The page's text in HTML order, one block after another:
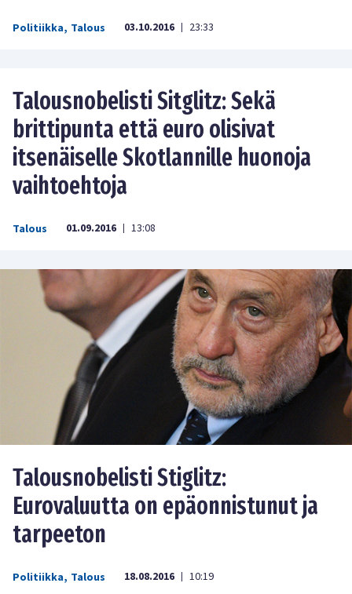
Politiikka, Talous 03.10.2016 | 23:33
Talousnobelisti Sitglitz: Sekä
brittipunta että euro olisivat
itsenäiselle Skotlannille huonoja
vaihtoehtoja
Talous 01.09.2016 | 13:08
Talousnobelisti Stiglitz:
Eurovaluutta on epäonnistunut ja
tarpeeton
Politiikka, Talous 18.08.2016 | 10:19